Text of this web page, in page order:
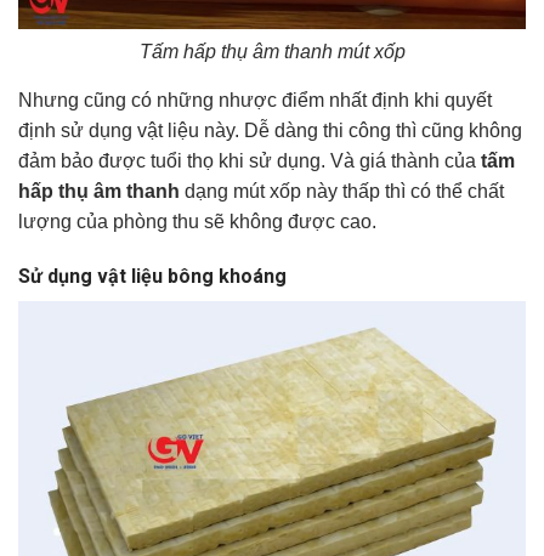
Tấm hấp thụ âm thanh mút xốp
Nhưng cũng có những nhược điểm nhất định khi quyết
định sử dụng vật liệu này. Dễ dàng thi công thì cũng không
đảm bảo được tuổi thọ khi sử dụng. Và giá thành của tấm
hấp thụ âm thanh dạng mút xốp này thấp thì có thể chất
lượng của phòng thu sẽ không được cao.
Sử dụng vật liệu bông khoáng